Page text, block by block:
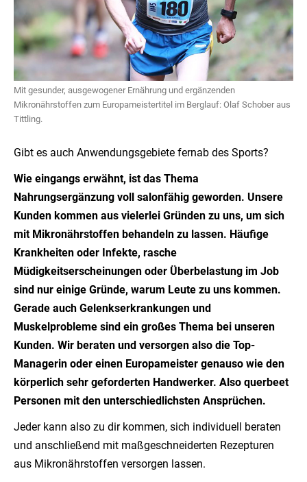
Mit gesunder, ausgewogener Ernährung und ergänzenden
Mikronährstoffen zum Europameistertitel im Berglauf: Olaf Schober aus
Tittling.
Gibt es auch Anwendungsgebiete fernab des Sports?
Wie eingangs erwähnt, ist das Thema
Nahrungsergänzung voll salonfähig geworden. Unsere
Kunden kommen aus vielerlei Gründen zu uns, um sich
mit Mikronährstoffen behandeln zu lassen. Häufige
Krankheiten oder Infekte, rasche
Müdigkeitserscheinungen oder Überbelastung im Job
sind nur einige Gründe, warum Leute zu uns kommen.
Gerade auch Gelenkserkrankungen und
Muskelprobleme sind ein großes Thema bei unseren
Kunden. Wir beraten und versorgen also die Top-
Managerin oder einen Europameister genauso wie den
körperlich sehr geforderten Handwerker. Also querbeet
Personen mit den unterschiedlichsten Ansprüchen.
Jeder kann also zu dir kommen, sich individuell beraten
und anschließend mit maßgeschneiderten Rezepturen
aus Mikronährstoffen versorgen lassen.